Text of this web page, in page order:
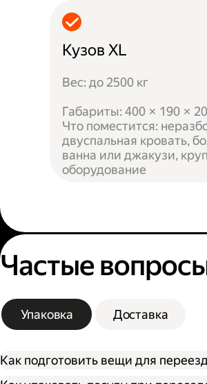
Кузов XL
Вес: до 2500 кг
Габариты: 400 × 190 ×
Что поместится:
двуспальная кровать,
ванна или джакузи,
оборудование
Частые
Упаковка Доставка
Как подготовить вещи для